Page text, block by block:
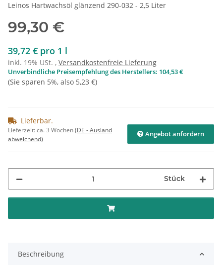
Leinos Hartwachsöl glänzend 290-032 - 2,5 Liter
99,30 €
39,72 € pro 1 l
inkl. 19% USt. , Versandkostenfreie Lieferung
Unverbindliche Preisempfehlung des Herstellers: 104,53 €
(Sie sparen 5%, also 5,23 €)
Lieferbar.
Lieferzeit:ca. 3 Wochen(DE - Ausland
abweichend)
Angebot anfordern
Stück
Beschreibung